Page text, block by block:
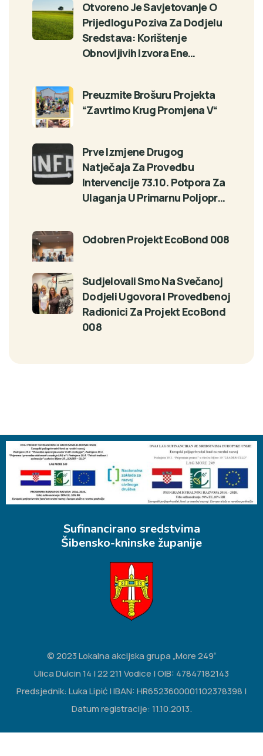
Otvoreno Je Savjetovanje O
Prijedlogu Poziva Za Dodjelu
Sredstava: Korištenje
Obnovljivih Izvora Ene…
Preuzmite Brošuru Projekta
“Zavrtimo Krug Promjena V“
Prve Izmjene Drugog
Natječaja Za Provedbu
Intervencije 73.10. Potpora Za
Ulaganja U Primarnu Poljopr…
Odobren Projekt EcoBond 008
Sudjelovali Smo Na Svečanoj
Dodjeli Ugovora I Provedbenoj
Radionici Za Projekt EcoBond
008
Sufinancirano sredstvima
Šibensko-kninske županije
© 2023 Lokalna akcijska grupa „More 249“
Ulica Dulcin 14 | 22 211 Vodice | OIB: 47847182143
Predsjednik: Luka Lipić | IBAN: HR6523600001102378398 |
Datum registracije: 11.10.2013.